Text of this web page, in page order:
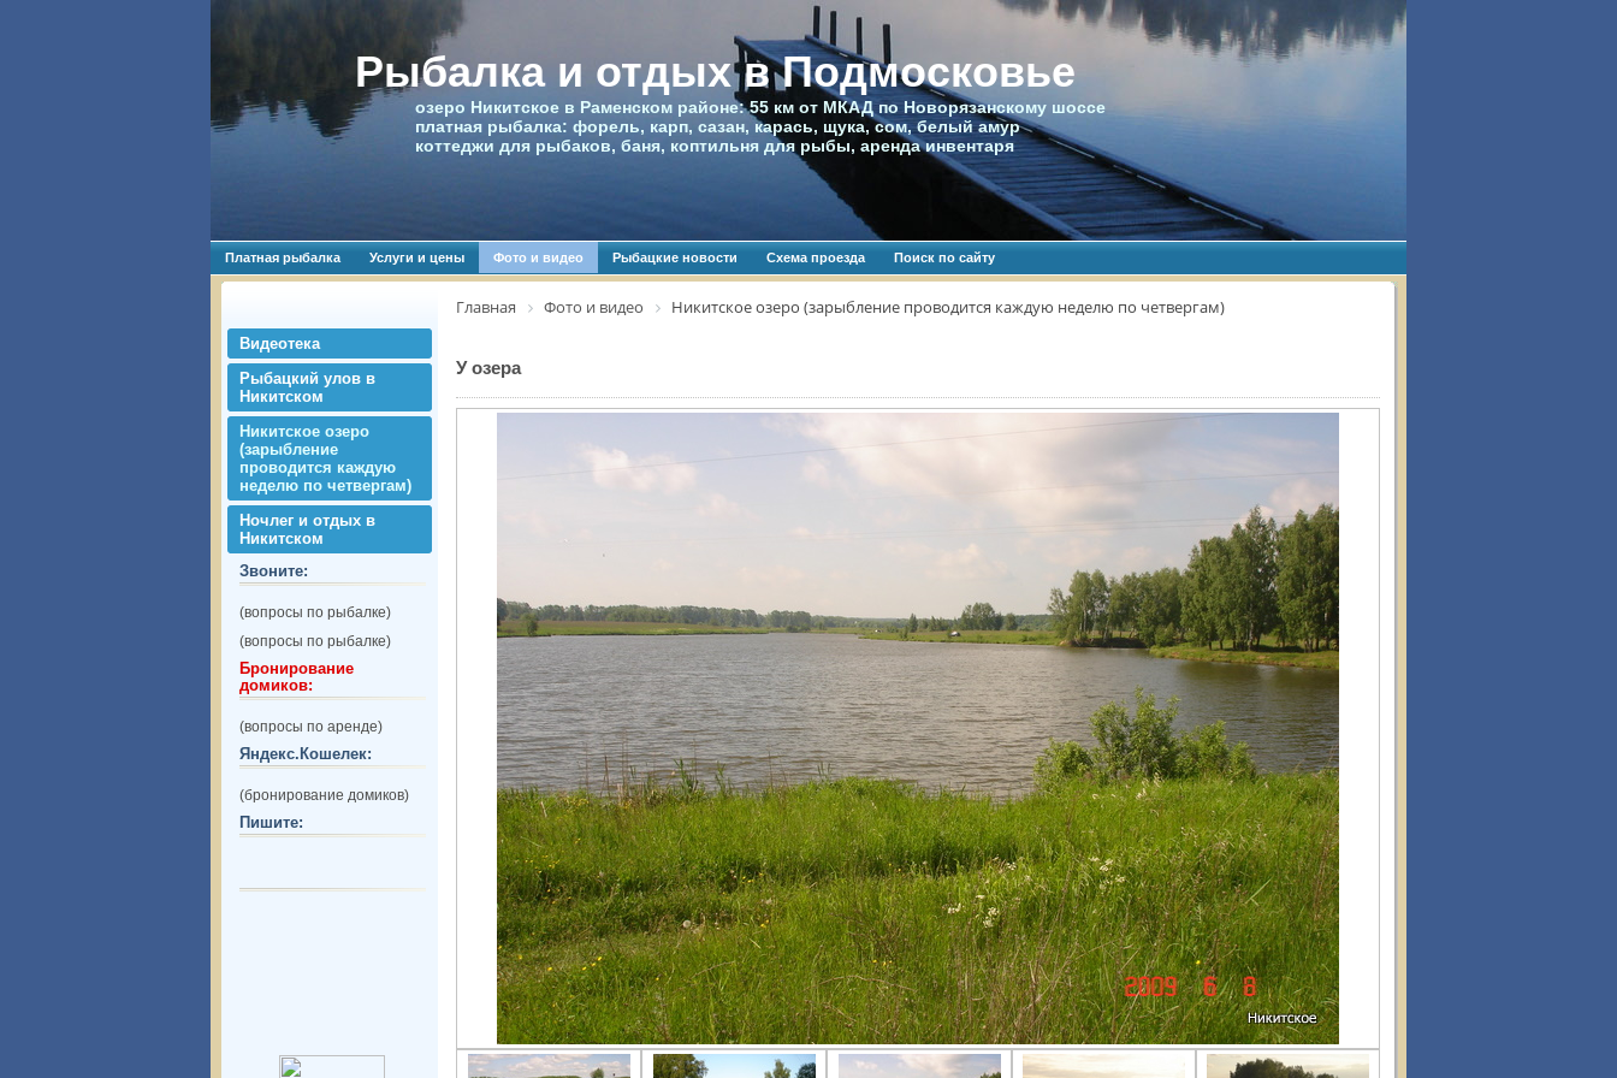
Рыбалка и отдых в Подмосковье
озеро Никитское в Раменском районе: 55 км от МКАД по Новорязанскому шоссе
платная рыбалка: форель, карп, сазан, карась, щука, сом, белый амур
коттеджи для рыбаков, баня, коптильня для рыбы, аренда инвентаря
Платная рыбалка Услуги и цены Фото и видео Рыбацкие новости Схема проезда Поиск по сайту
Видеотека
Рыбацкий улов в
Никитском
Никитское озеро
(зарыбление
проводится каждую
неделю по четвергам)
Ночлег и отдых в
Никитском
Звоните:
(вопросы по рыбалке)
(вопросы по рыбалке)
Бронирование
домиков:
(вопросы по аренде)
Яндекс.Кошелек:
(бронирование домиков)
Пишите:
Главная Фото и видео Никитское озеро (зарыбление проводится каждую неделю по четвергам)
У озера